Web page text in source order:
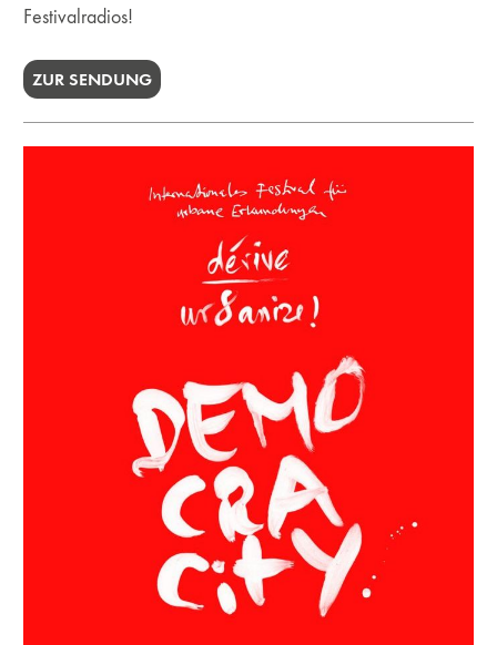
Festivalradios!
ZUR SENDUNG